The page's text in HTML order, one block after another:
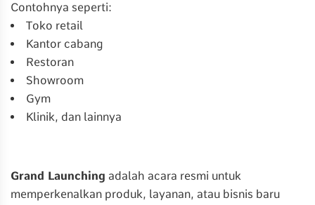
Contohnya seperti:
Toko retail
Kantor cabang
Restoran
Showroom
Gym
Klinik, dan lainnya
Grand Launching adalah acara resmi untuk
memperkenalkan produk, layanan, atau bisnis baru